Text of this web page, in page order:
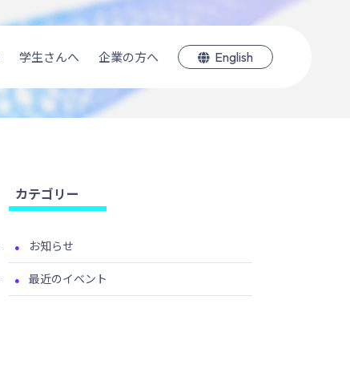
学生さんへ 企業の方へ English
カテゴリー
お知らせ
最近のイベント